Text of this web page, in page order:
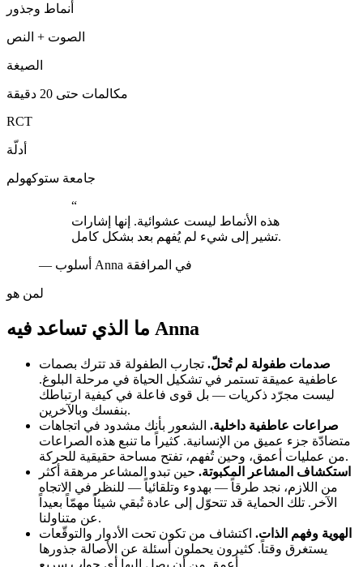
أنماط وجذور
الصوت + النص
الصيغة
مكالمات حتى 20 دقيقة
RCT
أدلّة
جامعة ستوكهولم
“
هذه الأنماط ليست عشوائية. إنها إشارات
تشير إلى شيء لم يُفهم بعد بشكل كامل.
— أسلوب Anna في المرافقة
لمن هو
ما الذي تساعد فيه Anna
صدمات طفولة لم تُحلّ. تجارب الطفولة قد تترك بصمات
عاطفية عميقة تستمر في تشكيل الحياة في مرحلة البلوغ.
ليست مجرّد ذكريات — بل قوى فاعلة في كيفية ارتباطك
بنفسك وبالآخرين.
صراعات عاطفية داخلية. الشعور بأنك مشدود في اتجاهات
متضادّة جزء عميق من الإنسانية. كثيراً ما تنبع هذه الصراعات
من عمليات أعمق، وحين تُفهم، تفتح مساحة حقيقية للحركة.
استكشاف المشاعر المكبوتة. حين تبدو المشاعر مرهقة أكثر
من اللازم، نجد طرقاً — بهدوء وتلقائياً — للنظر في الاتجاه
الآخر. تلك الحماية قد تتحوّل إلى عادة تُبقي شيئاً مهمّاً بعيداً
عن متناولنا.
الهوية وفهم الذات. اكتشاف من تكون تحت الأدوار والتوقّعات
يستغرق وقتاً. كثيرون يحملون أسئلة عن الأصالة جذورها